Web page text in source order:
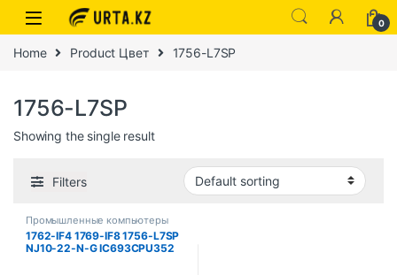
0
Home Product Цвет 1756-L7SP
1756-L7SP
Showing the single result
Filters
Промышленные компьютеры
1762-IF4 1769-IF8 1756-L7SP
NJ10-22-N-G IC693CPU352